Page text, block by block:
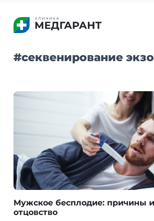
#секвенирование
Мужское бесплодие: причины
отцовство